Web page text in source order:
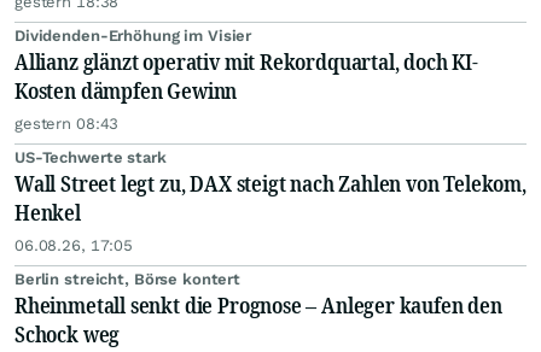
Dividenden-Erhöhung im Visier
Allianz glänzt operativ mit Rekordquartal, doch KI-
Kosten dämpfen Gewinn
gestern 08:43
US-Techwerte stark
Wall Street legt zu, DAX steigt nach Zahlen von Telekom,
Henkel
06.08.26, 17:05
Berlin streicht, Börse kontert
Rheinmetall senkt die Prognose – Anleger kaufen den
Schock weg